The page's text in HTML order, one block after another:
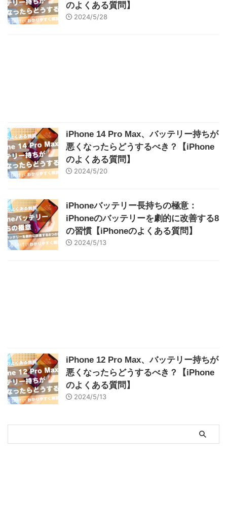
のよくある質問】
2024/5/28
iPhone 14 Pro Max、バッテリー持ちが
悪くなったらどうするべき？【iPhone
のよくある質問】
2024/5/20
iPhoneバッテリー長持ちの極意：
iPhoneのバッテリーを劇的に改善する8
の習慣【iPhoneのよくある質問】
2024/5/13
iPhone 12 Pro Max、バッテリー持ちが
悪くなったらどうするべき？【iPhone
のよくある質問】
2024/5/13